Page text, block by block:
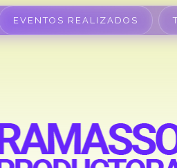
EVENTOS REALIZADOS